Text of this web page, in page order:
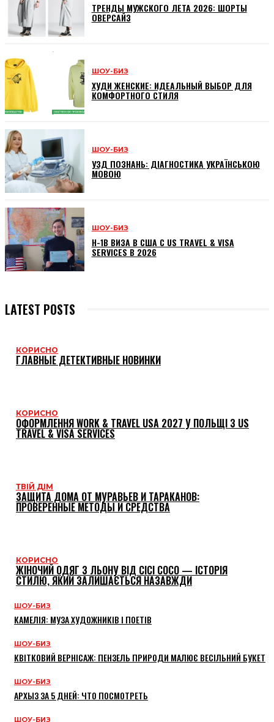
ТРЕНДЫ МУЖСКОГО ЛЕТА 2026: ШОРТЫ
ОВЕРСАЙЗ
ШОУ-БИЗ
ХУДИ ЖЕНСКИЕ: ИДЕАЛЬНЫЙ ВЫБОР ДЛЯ
КОМФОРТНОГО СТИЛЯ
ШОУ-БИЗ
УЗД ПОЗНАНЬ: ДІАГНОСТИКА УКРАЇНСЬКОЮ
МОВОЮ
ШОУ-БИЗ
H-1B ВИЗА В США С US TRAVEL & VISA
SERVICES В 2026
LATEST POSTS
КОРИСНО
ГЛАВНЫЕ ДЕТЕКТИВНЫЕ НОВИНКИ
КОРИСНО
ОФОРМЛЕННЯ WORK & TRAVEL USA 2027 У ПОЛЬЩІ З US
TRAVEL & VISA SERVICES
ТВІЙ ДІМ
ЗАЩИТА ДОМА ОТ МУРАВЬЕВ И ТАРАКАНОВ:
ПРОВЕРЕННЫЕ МЕТОДЫ И СРЕДСТВА
КОРИСНО
ЖІНОЧИЙ ОДЯГ З ЛЬОНУ ВІД CICI COCO — ІСТОРІЯ
СТИЛЮ, ЯКИЙ ЗАЛИШАЄТЬСЯ НАЗАВЖДИ
ШОУ-БИЗ
КАМЕЛІЯ: МУЗА ХУДОЖНИКІВ І ПОЕТІВ
ШОУ-БИЗ
КВІТКОВИЙ ВЕРНІСАЖ: ПЕНЗЕЛЬ ПРИРОДИ МАЛЮЄ ВЕСІЛЬНИЙ БУКЕТ
ШОУ-БИЗ
АРХЫЗ ЗА 5 ДНЕЙ: ЧТО ПОСМОТРЕТЬ
ШОУ-БИЗ